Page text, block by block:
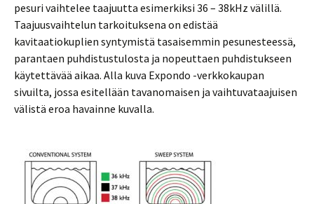
pesuri vaihtelee taajuutta esimerkiksi 36 – 38kHz välillä.
Taajuusvaihtelun tarkoituksena on edistää
kavitaatiokuplien syntymistä tasaisemmin pesunesteessä,
parantaen puhdistustulosta ja nopeuttaen puhdistukseen
käytettävää aikaa. Alla kuva Expondo -verkkokaupan
sivuilta, jossa esitellään tavanomaisen ja vaihtuvataajuisen
välistä eroa havainne kuvalla.